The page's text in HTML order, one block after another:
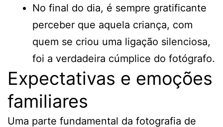
No final do dia, é sempre gratificante
perceber que aquela criança, com
quem se criou uma ligação silenciosa,
foi a verdadeira cúmplice do fotógrafo.
Expectativas e emoções
familiares
Uma parte fundamental da fotografia de